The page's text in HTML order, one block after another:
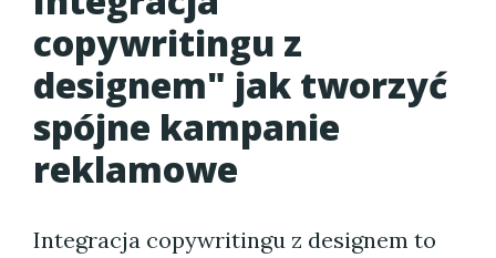
copywritingu z
designem" jak tworzyć
spójne kampanie
reklamowe
Integracja copywritingu z designem to